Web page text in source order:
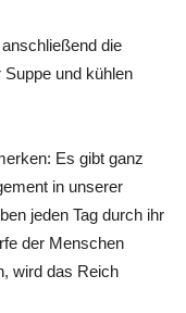
die
Suppe und kühlen
Es gibt ganz
in unserer
jeden Tag durch ihr
der Menschen
wird das Reich